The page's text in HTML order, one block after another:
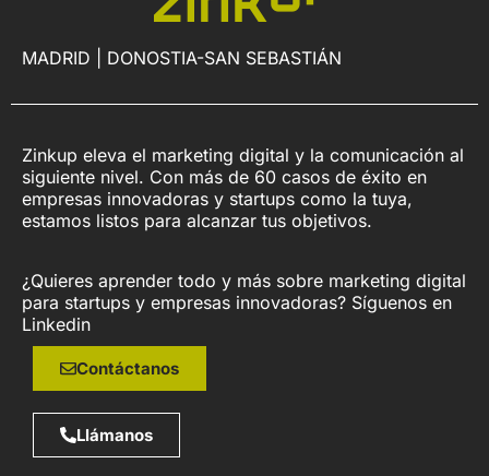
MADRID | DONOSTIA-SAN SEBASTIÁN
Zinkup eleva el marketing digital y la comunicación al
siguiente nivel. Con más de 60 casos de éxito en
empresas innovadoras y startups como la tuya,
estamos listos para alcanzar tus objetivos.
¿Quieres aprender todo y más sobre marketing digital
para startups y empresas innovadoras? Síguenos en
Linkedin
Contáctanos
Llámanos